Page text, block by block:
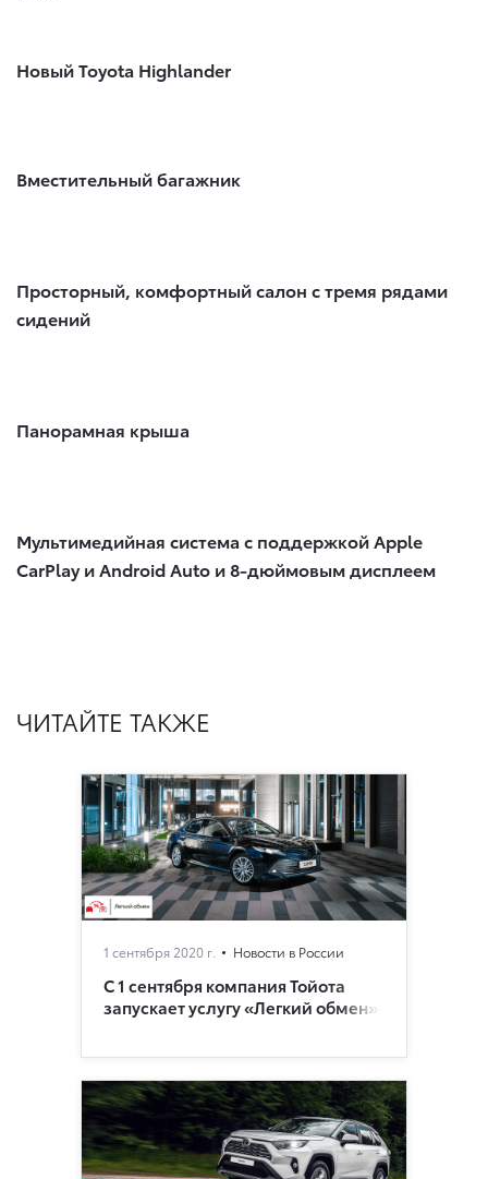
Новый Toyota Highlander
Вместительный багажник
Просторный, комфортный салон с тремя рядами
сидений
Панорамная крыша
Мультимедийная система с поддержкой Apple
CarPlay и Android Auto и 8-дюймовым дисплеем​
ЧИТАЙТЕ ТАКЖЕ
1 сентября 2020 г. Новости в России
С 1 сентября компания Тойота
запускает услугу «Легкий обмен»